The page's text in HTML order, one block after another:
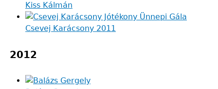
Kiss Kálmán
Csevej Karácsony 2011
2012